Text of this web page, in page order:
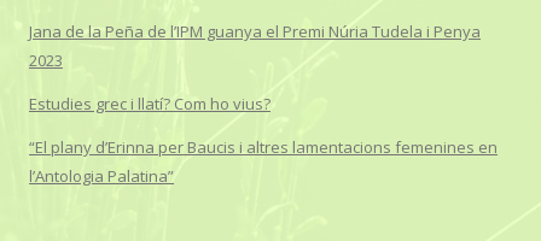
Jana de la Peña de l’IPM guanya el Premi Núria Tudela i Penya
2023
Estudies grec i llatí? Com ho vius?
“El plany d’Erinna per Baucis i altres lamentacions femenines en
l’Antologia Palatina”